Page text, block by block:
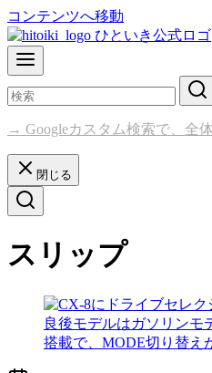
コンテンツへ移動
→ Googleカスタム検索で、全
閉じる
スリップ